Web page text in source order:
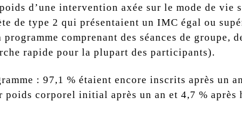
d’une intervention axée sur le mode de vie
de type 2 qui présentaient un IMC égal ou
comprenant des séances de groupe,
rapide pour la plupart des participants).
: 97,1 % étaient encore inscrits après un
corporel initial après un an et 4,7 % après